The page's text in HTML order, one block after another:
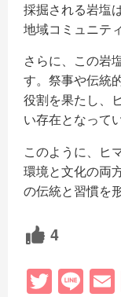
採掘される岩塩
地域コミュニテ
さらに、この岩
す。祭事や伝統
役割を果たし、
い存在となって
このように、ヒ
環境と文化の両
の伝統と習慣を
4
T Li